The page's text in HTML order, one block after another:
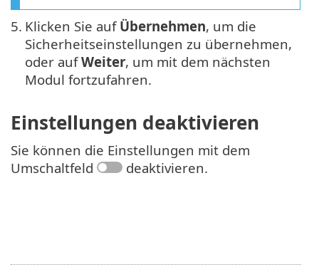
5. Klicken Sie auf Übernehmen, um die
Sicherheitseinstellungen zu übernehmen,
oder aufWeiter, um mit dem nächsten
Modul fortzufahren.
Einstellungen deaktivieren
Sie können die Einstellungen mit dem
Umschaltfeld
deaktivieren.